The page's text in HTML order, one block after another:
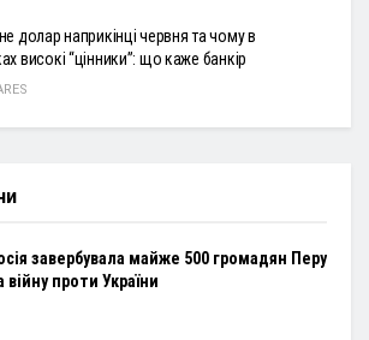
долар наприкінці червня та чому в
високі “цінники”: що каже банкір
завербувала майже 500 громадян Перу
війну проти України